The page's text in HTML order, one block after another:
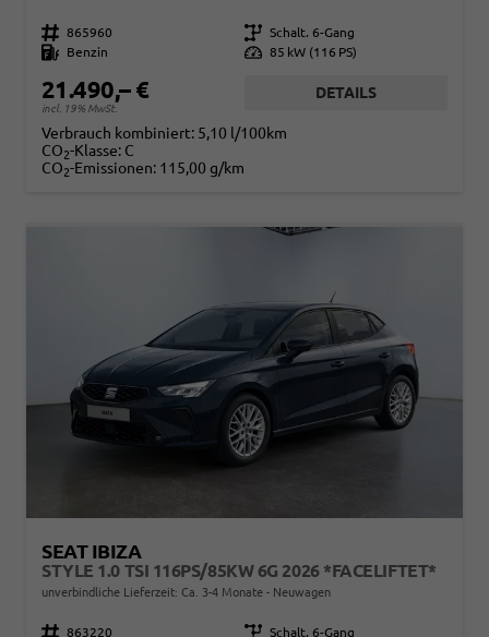
Fahrzeugnr. 865960 Getriebe Schalt. 6-Gang
Kraftstoff
Benzin Leistung 85 kW (116 PS)
21.490,– €
incl. 19% MwSt.
DETAILS
Verbrauch kombiniert: 5,10 l/100km
CO2-Klasse: C
CO2-Emissionen: 115,00 g/km
SEAT IBIZA
STYLE 1.0 TSI 116PS/85KW 6G 2026 *FACELIFTET*
unverbindliche Lieferzeit: Ca. 3-4 Monate Neuwagen
Fahrzeugnr. 863220 Getriebe Schalt. 6-Gang